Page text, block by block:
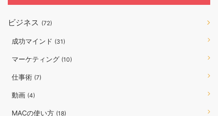
ビジネス (72)
成功マインド (31)
マーケティング (10)
仕事術 (7)
動画 (4)
MACの使い方 (18)